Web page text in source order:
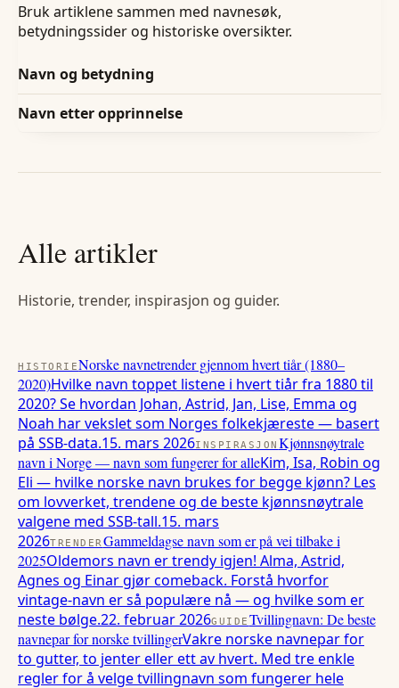
Bruk artiklene sammen med navnesøk,
betydningssider og historiske oversikter.
Navn og betydning
Navn etter opprinnelse
Alle artikler
Historie, trender, inspirasjon og guider.
HISTORIENorske navnetrender gjennom hvert tiår (1880–
2020)Hvilke navn toppet listene i hvert tiår fra 1880 til
2020? Se hvordan Johan, Astrid, Jan, Lise, Emma og
Noah har vekslet som Norges folkekjæreste — basert
på SSB-data.15. mars 2026INSPIRASJON Kjønnsnøytrale
navn i Norge — navn som fungerer for alleKim, Isa, Robin og
Eli — hvilke norske navn brukes for begge kjønn? Les
om lovverket, trendene og de beste kjønnsnøytrale
valgene med SSB-tall.15. mars
2026TRENDERGammeldagse navn som er på vei tilbake i
2025Oldemors navn er trendy igjen! Alma, Astrid,
Agnes og Einar gjør comeback. Forstå hvorfor
vintage-navn er så populære nå — og hvilke som er
neste bølge.22. februar 2026GUIDE Tvillingnavn: De beste
navnepar for norske tvillingerVakre norske navnepar for
to gutter, to jenter eller ett av hvert. Med tre enkle
regler for å velge tvillingnavn som fungerer hele